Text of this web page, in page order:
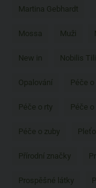
Martina Gebhardt
Mossa Muži
New in Nobilis
Opalování Péče
Péče o rty Péče o
Péče o zuby
Přírodní značky
Prospěšné látky